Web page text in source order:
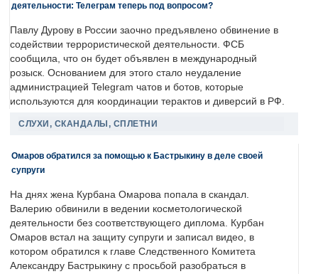
деятельности: Телеграм теперь под вопросом?
Павлу Дурову в России заочно предъявлено обвинение в
содействии террористической деятельности. ФСБ
сообщила, что он будет объявлен в международный
розыск. Основанием для этого стало неудаление
администрацией Telegram чатов и ботов, которые
используются для координации терактов и диверсий в РФ.
СЛУХИ, СКАНДАЛЫ, СПЛЕТНИ
Омаров обратился за помощью к Бастрыкину в деле своей
супруги
На днях жена Курбана Омарова попала в скандал.
Валерию обвинили в ведении косметологической
деятельности без соответствующего диплома. Курбан
Омаров встал на защиту супруги и записал видео, в
котором обратился к главе Следственного Комитета
Александру Бастрыкину с просьбой разобраться в